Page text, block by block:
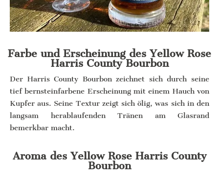
Farbe und Erscheinung des Yellow Rose
Harris County Bourbon
Der Harris County Bourbon zeichnet sich durch seine
tief bernsteinfarbene Erscheinung mit einem Hauch von
Kupfer aus. Seine Textur zeigt sich ölig, was sich in den
langsam herablaufenden Tränen am Glasrand
bemerkbar macht.
Aroma des Yellow Rose Harris County
Bourbon